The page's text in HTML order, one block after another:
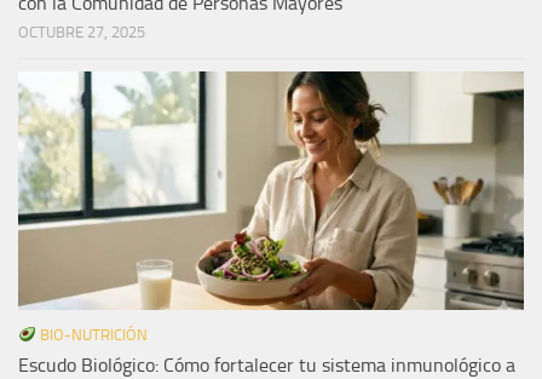
OCTUBRE 27, 2025
BIO-NUTRICIÓN
Escudo Biológico: Cómo fortalecer tu sistema inmunológico a